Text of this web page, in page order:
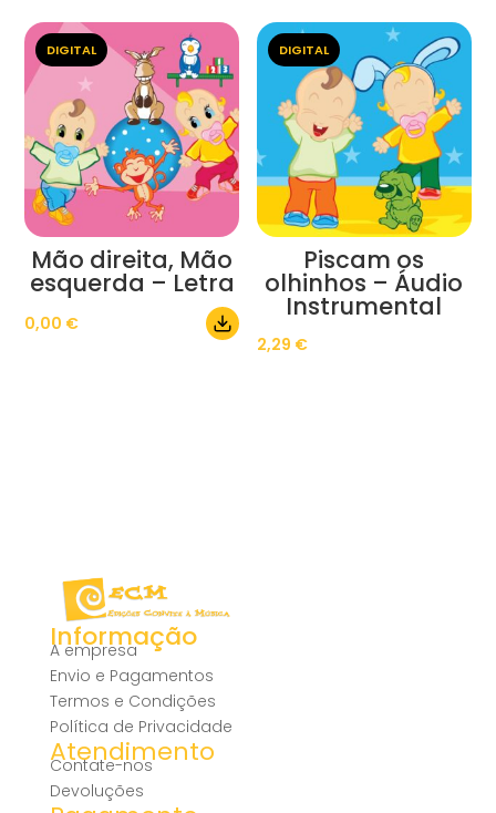
DIGITAL
Mão direita, Mão
esquerda – Letra
0,00 €
DIGITAL
Piscam os
olhinhos – Áudio
Instrumental
2,29 €
Informação
A empresa
Envio e Pagamentos
Termos e Condições
Política de Privacidade
Atendimento
Contate-nos
Devoluções